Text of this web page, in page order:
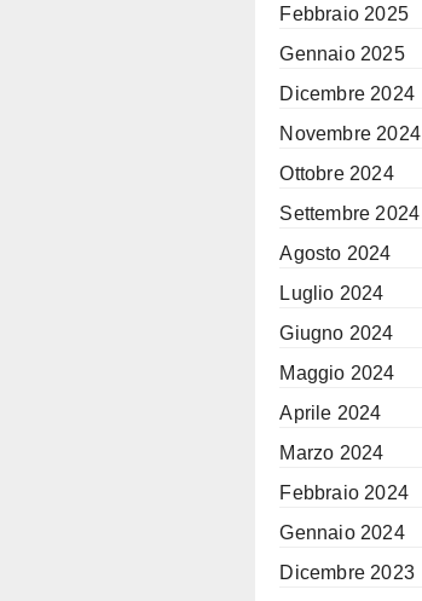
Febbraio 2025
Gennaio 2025
Dicembre 2024
Novembre 2024
Ottobre 2024
Settembre 2024
Agosto 2024
Luglio 2024
Giugno 2024
Maggio 2024
Aprile 2024
Marzo 2024
Febbraio 2024
Gennaio 2024
Dicembre 2023